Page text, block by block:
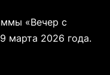
«Вечер с
марта 2026 года.